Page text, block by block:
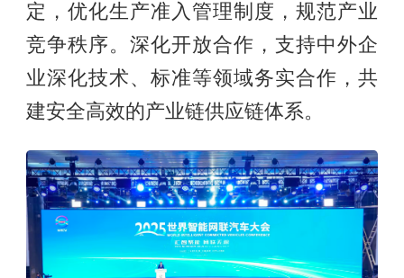
定，优化生产准入管理制度，规范产业
竞争秩序。深化开放合作，支持中外企
业深化技术、标准等领域务实合作，共
建安全高效的产业链供应链体系。